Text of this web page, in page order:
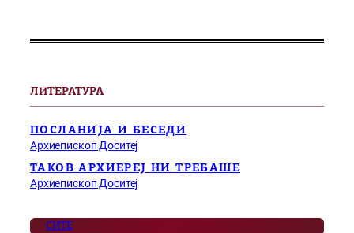
ЛИТЕРАТУРА
ПОСЛАНИЈА И БЕСЕДИ
Архиепископ Доситеј
ТАКОВ АРХИЕРЕЈ НИ ТРЕБАШЕ
Архиепископ Доситеј
СИТЕ